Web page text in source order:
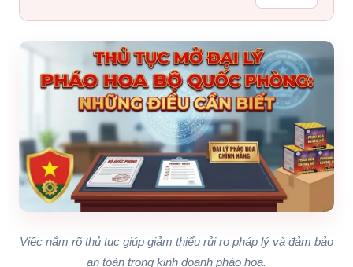
Quốc phòng"
5 trụ cột điều kiện bắt buộc khi kinh doanh
Thủ tục xin giấy phép mua pháo hoa kinh
doanh
Thủ tục xin giấy phép vận chuyển pháo hoa
Giấy chứng nhận ANTT và người chịu trách
nhiệm
Yêu cầu khắt khe về kho bãi và PCCC
Việc nắm rõ thủ tục giúp giảm thiểu rủi ro pháp lý và đảm bảo
an toàn trong kinh doanh pháo hoa.